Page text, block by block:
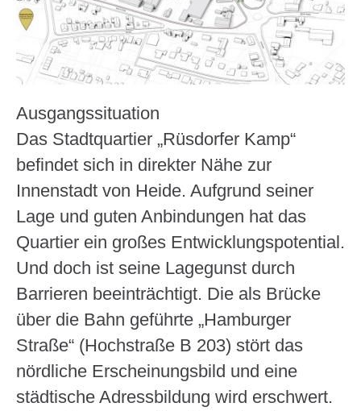
Ausgangssituation
Das Stadtquartier „Rüsdorfer Kamp“
befindet sich in direkter Nähe zur
Innenstadt von Heide. Aufgrund seiner
Lage und guten Anbindungen hat das
Quartier ein großes Entwicklungspotential.
Und doch ist seine Lagegunst durch
Barrieren beeinträchtigt. Die als Brücke
über die Bahn geführte „Hamburger
Straße“ (Hochstraße B 203) stört das
nördliche Erscheinungsbild und eine
städtische Adressbildung wird erschwert.